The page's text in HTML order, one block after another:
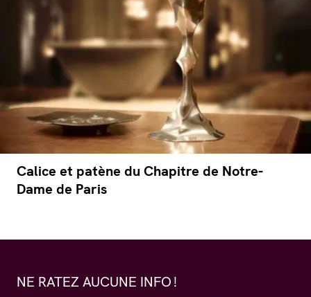
Calice et patène du Chapitre de Notre-
Dame de Paris
NE RATEZ AUCUNE INFO !